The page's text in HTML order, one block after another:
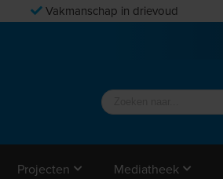
Vakmanschap in drievoud
Projecten Mediatheek